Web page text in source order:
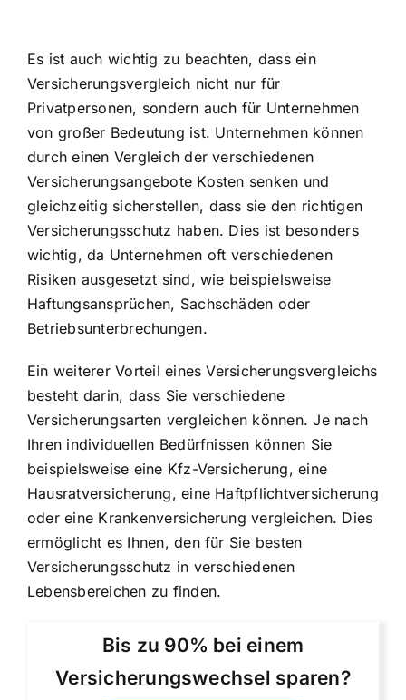
Es ist auch wichtig zu beachten, dass ein
Versicherungsvergleich nicht nur für
Privatpersonen, sondern auch für Unternehmen
von großer Bedeutung ist. Unternehmen können
durch einen Vergleich der verschiedenen
Versicherungsangebote Kosten senken und
gleichzeitig sicherstellen, dass sie den richtigen
Versicherungsschutz haben. Dies ist besonders
wichtig, da Unternehmen oft verschiedenen
Risiken ausgesetzt sind, wie beispielsweise
Haftungsansprüchen, Sachschäden oder
Betriebsunterbrechungen.
Ein weiterer Vorteil eines Versicherungsvergleichs
besteht darin, dass Sie verschiedene
Versicherungsarten vergleichen können. Je nach
Ihren individuellen Bedürfnissen können Sie
beispielsweise eine Kfz-Versicherung, eine
Hausratversicherung, eine Haftpflichtversicherung
oder eine Krankenversicherung vergleichen. Dies
ermöglicht es Ihnen, den für Sie besten
Versicherungsschutz in verschiedenen
Lebensbereichen zu finden.
Bis zu 90% bei einem
Versicherungswechsel sparen?